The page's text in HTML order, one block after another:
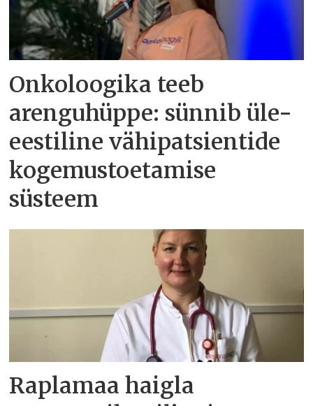
Onkoloogika teeb
arenguhüppe: sünnib üle-
eestiline vähipatsientide
kogemustoetamise
süsteem
Raplamaa haigla